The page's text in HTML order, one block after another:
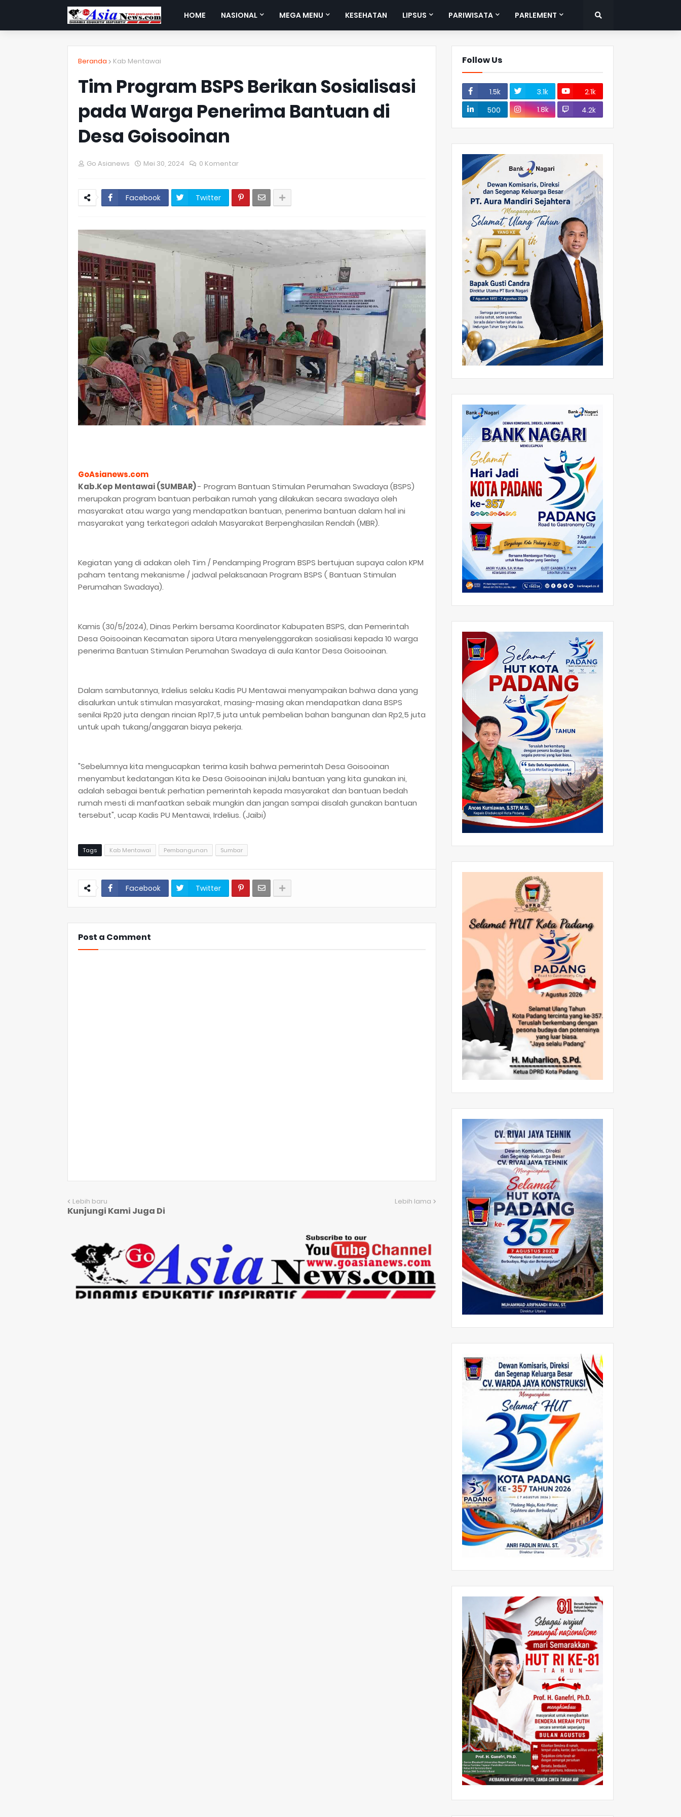
HOME NASIONAL MEGA MENU KESEHATAN LIPSUS PARIWISATA PARLEMENT
Beranda Kab Mentawai
Tim Program BSPS Berikan Sosialisasi
pada Warga Penerima Bantuan di
Desa Goisooinan
Go Asianews Mei 30, 2024 0 Komentar
Facebook Twitter
GoAsianews.com
Kab.Kep Mentawai (SUMBAR)- Program Bantuan Stimulan Perumahan Swadaya (BSPS)
merupakan program bantuan perbaikan rumah yang dilakukan secara swadaya oleh
masyarakat atau warga yang mendapatkan bantuan, penerima bantuan dalam hal ini
masyarakat yang terkategori adalah Masyarakat Berpenghasilan Rendah (MBR).
Kegiatan yang di adakan oleh Tim / Pendamping Program BSPS bertujuan supaya calon KPM
paham tentang mekanisme / jadwal pelaksanaan Program BSPS ( Bantuan Stimulan
Perumahan Swadaya).
Kamis (30/5/2024), Dinas Perkim bersama Koordinator Kabupaten BSPS, dan Pemerintah
Desa Goisooinan Kecamatan sipora Utara menyelenggarakan sosialisasi kepada 10 warga
penerima Bantuan Stimulan Perumahan Swadaya di aula Kantor Desa Goisooinan.
Dalam sambutannya, Irdelius selaku Kadis PU Mentawai menyampaikan bahwa dana yang
disalurkan untuk stimulan masyarakat, masing-masing akan mendapatkan dana BSPS
senilai Rp20 juta dengan rincian Rp17,5 juta untuk pembelian bahan bangunan dan Rp2,5 juta
untuk upah tukang/anggaran biaya pekerja.
"Sebelumnya kita mengucapkan terima kasih bahwa pemerintah Desa Goisooinan
menyambut kedatangan Kita ke Desa Goisooinan ini,lalu bantuan yang kita gunakan ini,
adalah sebagai bentuk perhatian pemerintah kepada masyarakat dan bantuan bedah
rumah mesti di manfaatkan sebaik mungkin dan jangan sampai disalah gunakan bantuan
tersebut", ucap Kadis PU Mentawai, Irdelius. (Jaibi)
Tags Kab Mentawai Pembangunan Sumbar
Facebook Twitter
Post a Comment
Lebih baru Lebih lama
Kunjungi Kami Juga Di
Follow Us
1.5k 3.1k
2.1k
500
1.8k 4.2k